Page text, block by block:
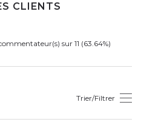
CLIENTS
sur 11 (63.64%)
Trier/Filtrer